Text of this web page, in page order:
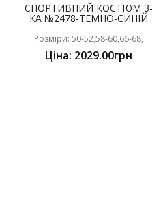
СПОРТИВНИЙ КОСТЮМ 3-
КА №2478-ТЕМНО-СИНІЙ
Розміри: 50-52,58-60,66-68,
Ціна: 2029.00грн